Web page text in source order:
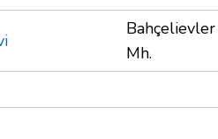
Bahçelievler
Mh.